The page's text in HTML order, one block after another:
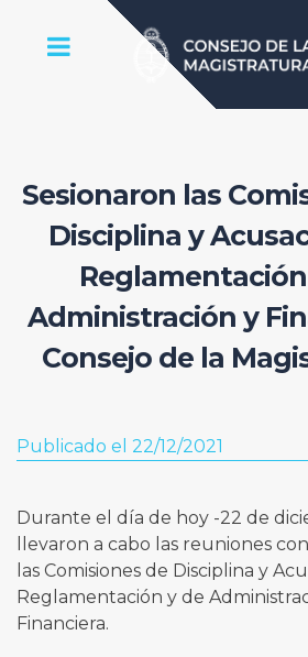
Sesionaron las
Disciplina y
Administración y
Consejo de la
Publicado el 22/12/2021
Durante el día de hoy -22 de
llevaron a cabo las reuniones
las Comisiones de Disciplina y
Reglamentación y de
Financiera.